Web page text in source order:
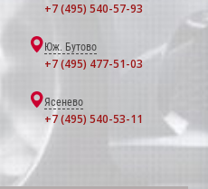
+7 (495) 540-57-93
Юж. Бутово
+7 (495) 477-51-03
Ясенево
+7 (495) 540-53-11